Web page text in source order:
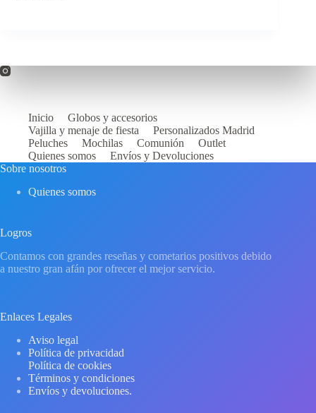
Inicio
Globos y accesorios
Vajilla y menaje de fiesta
Personalizados Madrid
Peluches
Mochilas Comunión
Outlet
Quienes somos
Envíos y Devoluciones
Sobre nosotros
Quienes somos
Logros
Contamos con grandes reseñas y cometarios positivos debido
a nuestro gran afán por ofrecer el mejor servicio.
Enlaces Legales
Aviso legal
Política de privacidad
Política de cookies
Términos y condiciones
Envíos y devoluciones.